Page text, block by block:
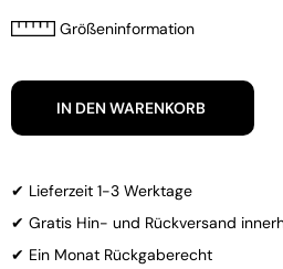
Größeninformation
IN DEN WARENKORB
✔ Lieferzeit 1-3 Werktage
✔ Gratis Hin- und Rückversand
✔ Ein Monat Rückgaberecht